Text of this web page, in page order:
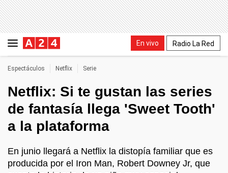
En vivo Radio La Red
Espectáculos Netflix Serie
Netflix: Si te gustan las series
de fantasía llega 'Sweet Tooth'
a la plataforma
En junio llegará a Netflix la distopía familiar que es
producida por el Iron Man, Robert Downey Jr, que